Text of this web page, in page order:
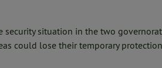
situation in the two
could lose their temporary